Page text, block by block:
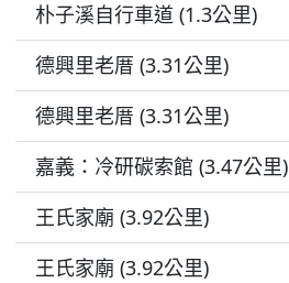
朴子溪自行車道 (1.3公里)
德興里老厝 (3.31公里)
德興里老厝 (3.31公里)
嘉義：冷研碳索館 (3.47公里)
王氏家廟 (3.92公里)
王氏家廟 (3.92公里)